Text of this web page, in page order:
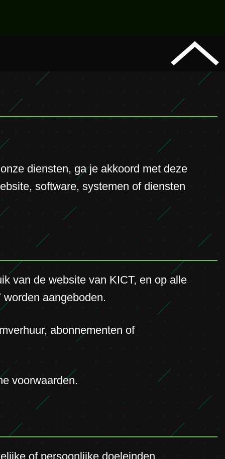
diensten, ga je akkoord met deze
software, systemen of diensten
van de website van KICT, en op alle
aangeboden.
abonnementen of
voorwaarden.
of persoonlijke doeleinden.